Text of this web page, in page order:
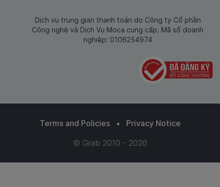
Dịch vụ trung gian thanh toán do Công ty Cổ phần
Công nghệ và Dịch Vụ Moca cung cấp. Mã số doanh
nghiệp: 0106254974
Terms and Policies •
Privacy Notice
© Grab 2010 - 2026